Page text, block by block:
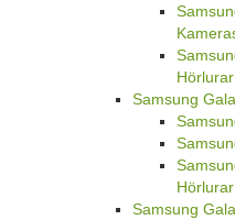
Hörlurar
Samsung
Hörlurar
Samsung